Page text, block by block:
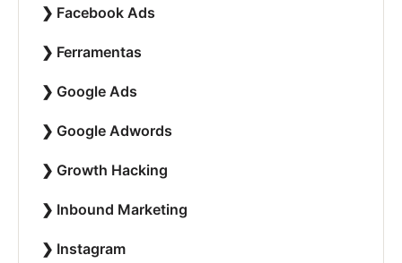
Facebook Ads
Ferramentas
Google Ads
Google Adwords
Growth Hacking
Inbound Marketing
Instagram